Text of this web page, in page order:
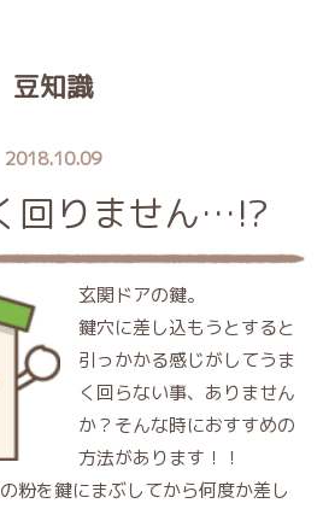
豆知識
2018.10.09
回りません…!?
玄関ドアの鍵。
鍵穴に差し込もうとすると
引っかかる感じがしてうま
く回らない事、ありません
か？そんな時におすすめの
方法があります！！
粉を鍵にまぶしてから何度か差し